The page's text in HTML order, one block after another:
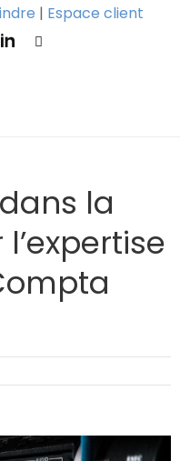
| Espace client
la